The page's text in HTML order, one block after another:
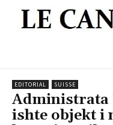
EDITORIAL SUISSE
Administrata
ishte objekt i